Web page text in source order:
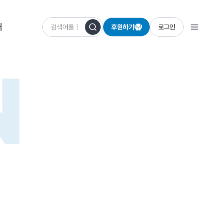
후원하기 로그인